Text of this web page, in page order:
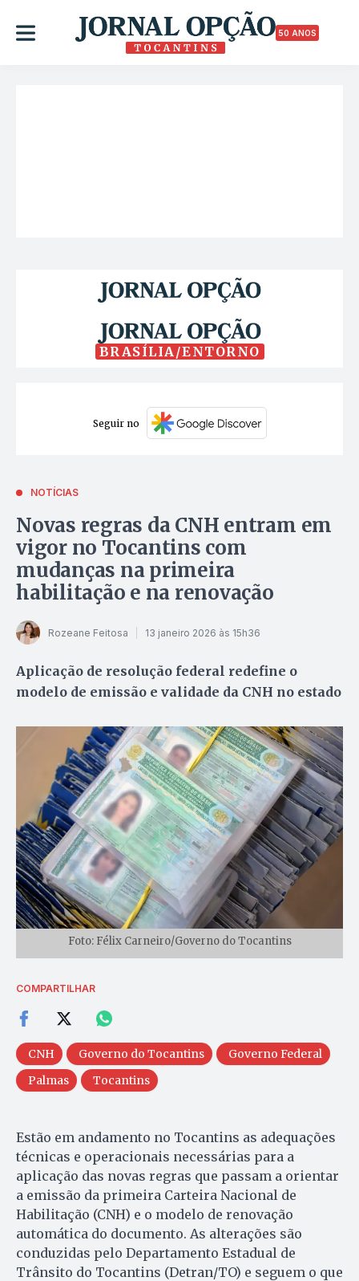
50 ANOS
BRASÍLIA/ENTORNO
Seguir no
NOTÍCIAS
Novas regras da CNH entram em
vigor no Tocantins com
mudanças na primeira
habilitação e na renovação
Rozeane Feitosa 13 janeiro 2026 às 15h36
Aplicação de resolução federal redefine o
modelo de emissão e validade da CNH no estado
Foto: Félix Carneiro/Governo do Tocantins
COMPARTILHAR
CNH Governo do Tocantins
Governo Federal
Palmas
Tocantins
Estão em andamento no Tocantins as adequações
técnicas e operacionais necessárias para a
aplicação das novas regras que passam a orientar
a emissão da primeira Carteira Nacional de
Habilitação (CNH) e o modelo de renovação
automática do documento. As alterações são
conduzidas pelo Departamento Estadual de
Trânsito do Tocantins (Detran/TO) e seguem o que